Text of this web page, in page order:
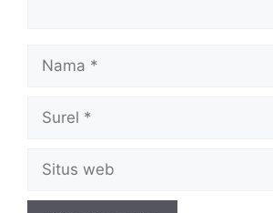
Nama
Surel
Situs
web